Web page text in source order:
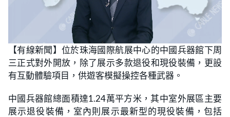
n
m
t
e
o
a
d
e
1
3
%
【有線新聞】位於珠海國際航展中心的中國兵器館下周
三正式對外開放，除了展示多款退役和現役裝備，更設
有互動體驗項目，供遊客模擬操控各種武器。
中國兵器館總面積達1.24萬平方米，其中室外展區主要
展示退役裝備，室內則展示最新型的現役裝備，包括